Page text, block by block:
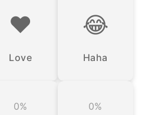
❤️
Love
😂
Haha
0% 0%